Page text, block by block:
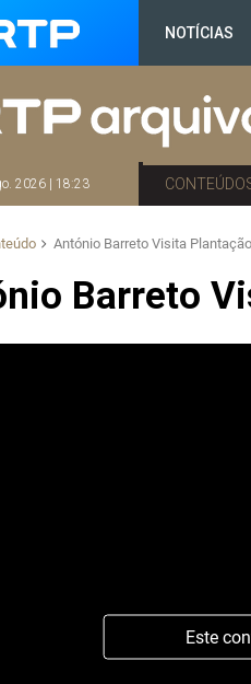
NOTÍCIAS
2026 | 18:23
António Barreto Visita
Barreto
Este